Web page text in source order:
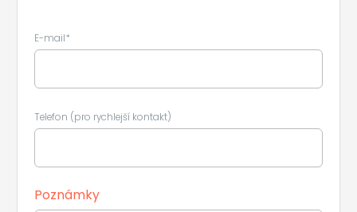
E-mail*
Telefon (pro rychlejší kontakt)
Poznámky